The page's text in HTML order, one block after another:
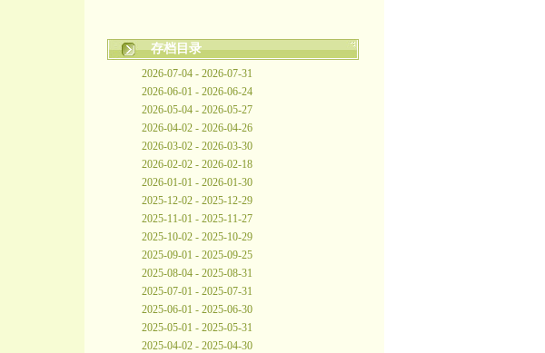
存档目录
2026-07-04 - 2026-07-31
2026-06-01 - 2026-06-24
2026-05-04 - 2026-05-27
2026-04-02 - 2026-04-26
2026-03-02 - 2026-03-30
2026-02-02 - 2026-02-18
2026-01-01 - 2026-01-30
2025-12-02 - 2025-12-29
2025-11-01 - 2025-11-27
2025-10-02 - 2025-10-29
2025-09-01 - 2025-09-25
2025-08-04 - 2025-08-31
2025-07-01 - 2025-07-31
2025-06-01 - 2025-06-30
2025-05-01 - 2025-05-31
2025-04-02 - 2025-04-30